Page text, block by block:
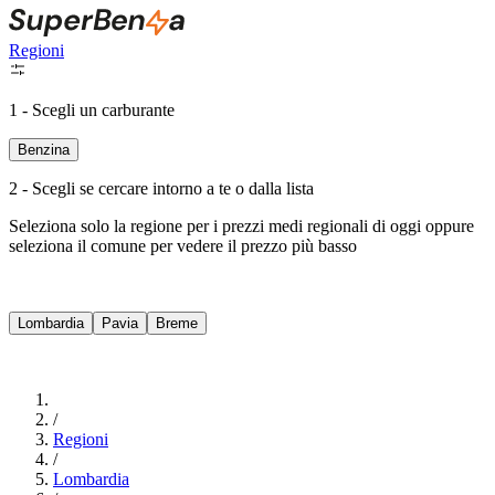
Regioni
1 - Scegli un carburante
Benzina
2 - Scegli se cercare intorno a te o dalla lista
Seleziona solo la regione per i prezzi medi regionali di oggi oppure
seleziona il comune per vedere il prezzo più basso
Lombardia Pavia Breme
/
Regioni
/
Lombardia